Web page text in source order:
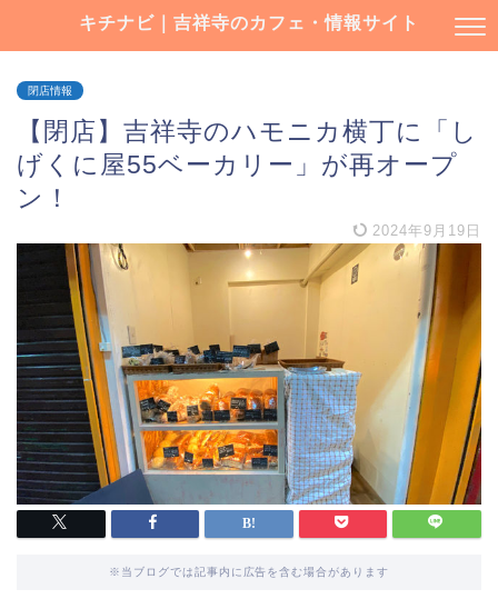
キチナビ｜吉祥寺のカフェ・情報サイト
閉店情報
【閉店】吉祥寺のハモニカ横丁に「し
げくに屋55ベーカリー」が再オープ
ン！
2024年9月19日
※当ブログでは記事内に広告を含む場合があります